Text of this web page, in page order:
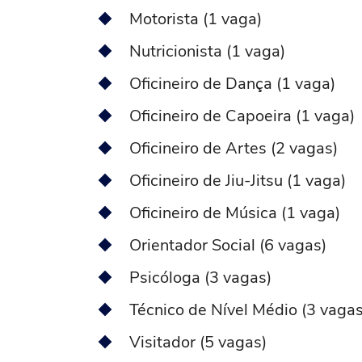
Motorista (1 vaga)
Nutricionista (1 vaga)
Oficineiro de Dança (1 vaga)
Oficineiro de Capoeira (1 vaga)
Oficineiro de Artes (2 vagas)
Oficineiro de Jiu-Jitsu (1 vaga)
Oficineiro de Música (1 vaga)
Orientador Social (6 vagas)
Psicóloga (3 vagas)
Técnico de Nível Médio (3
Visitador (5 vagas)